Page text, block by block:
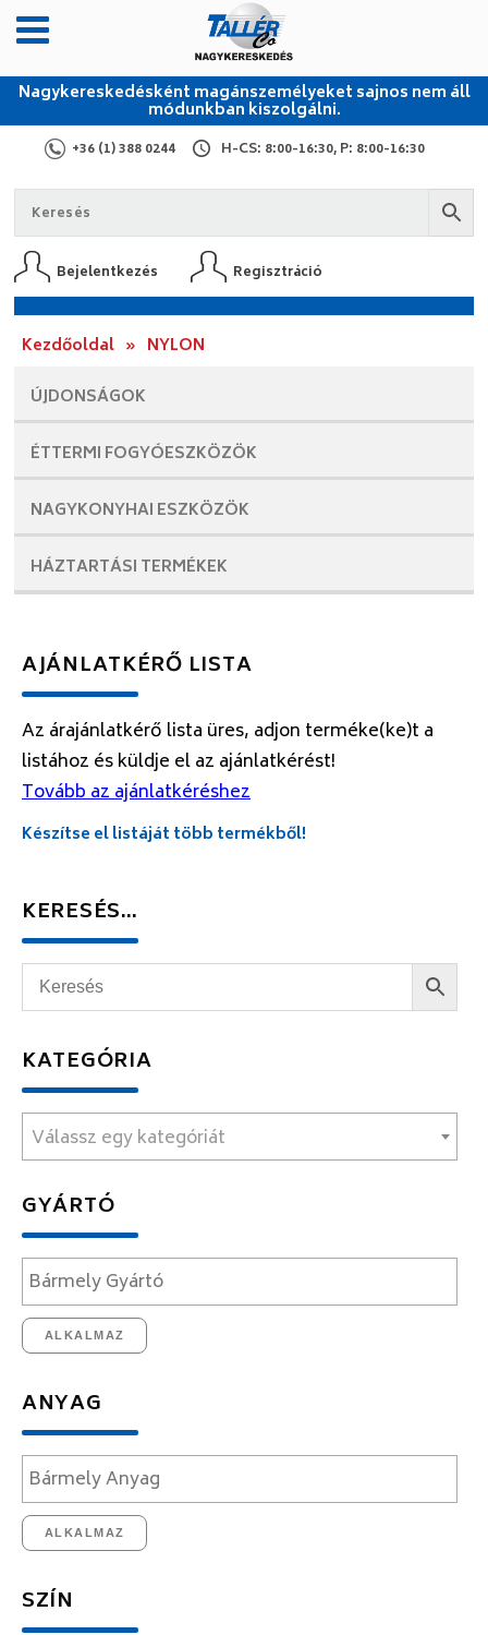
Nagykereskedésként magánszemélyeket sajnos nem áll
módunkban kiszolgálni.
+36 (1) 388 0244 H-CS: 8:00-16:30, P: 8:00-16:30
Bejelentkezés Regisztráció
Kezdőoldal » NYLON
ÚJDONSÁGOK
ÉTTERMI FOGYÓESZKÖZÖK
NAGYKONYHAI ESZKÖZÖK
HÁZTARTÁSI TERMÉKEK
AJÁNLATKÉRŐ LISTA
Az árajánlatkérő lista üres, adjon terméke(ke)t a
listához és küldje el az ajánlatkérést!
Tovább az ajánlatkéréshez
Készítse el listáját több termékből!
KERESÉS…
KATEGÓRIA
Válassz egy kategóriát
GYÁRTÓ
ALKALMAZ
ANYAG
ALKALMAZ
SZÍN